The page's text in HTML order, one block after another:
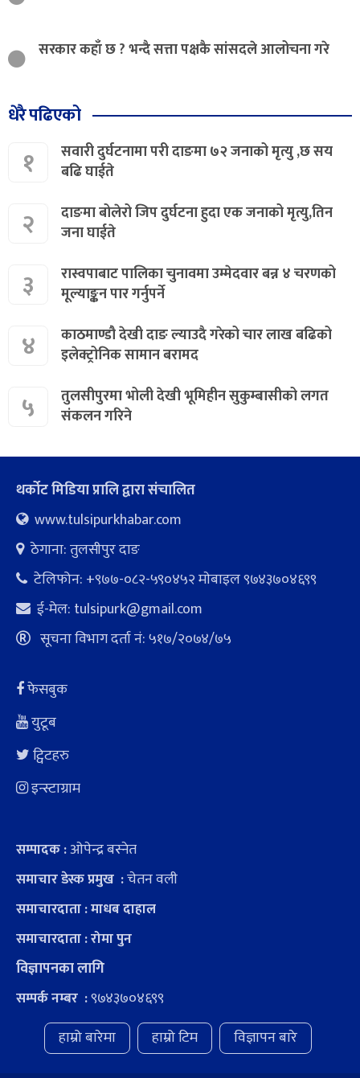
सरकार कहाँ छ ? भन्दै सत्ता पक्षकै सांसदले आलोचना गरे
धेरै पढिएको
१
सवारी दुर्घटनामा परी दाङमा ७२ जनाको मृत्यु ,छ सय
बढि घाईते
२
दाङमा बोलेरो जिप दुर्घटना हुदा एक जनाको मृत्यु,तिन
जना घाईते
३
रास्वपाबाट पालिका चुनावमा उम्मेदवार बन्न ४ चरणको
मूल्याङ्कन पार गर्नुपर्ने
४
काठमाण्डौ देखी दाङ ल्याउदै गरेको चार लाख बढिको
इलेक्ट्रोनिक सामान बरामद
५
तुलसीपुरमा भोली देखी भूमिहीन सुकुम्बासीको लगत
संकलन गरिने
थर्कोट मिडिया प्रालि द्वारा संचालित
www.tulsipurkhabar.com
ठेगाना: तुलसीपुर दाङ
टेलिफोन: +९७७-०८२-५९०४५२ माेबाइल ९७४३७०४६९९
ई-मेल: tulsipurk@gmail.com
सूचना विभाग दर्ता नं: ५१७/२०७४/७५
फेसबुक
युटूब
ट्विटहरु
इन्स्टाग्राम
सम्पादक :ओपेन्द्र बस्नेत
समाचार डेस्क प्रमुख :चेतन वली
समाचारदाता : माधब दाहाल
समाचारदाता : रोमा पुन
विज्ञापनका लागि
सम्पर्क नम्बर :९७४३७०४६९९
हाम्रो बारेमा
हाम्रो टिम विज्ञापन बारे